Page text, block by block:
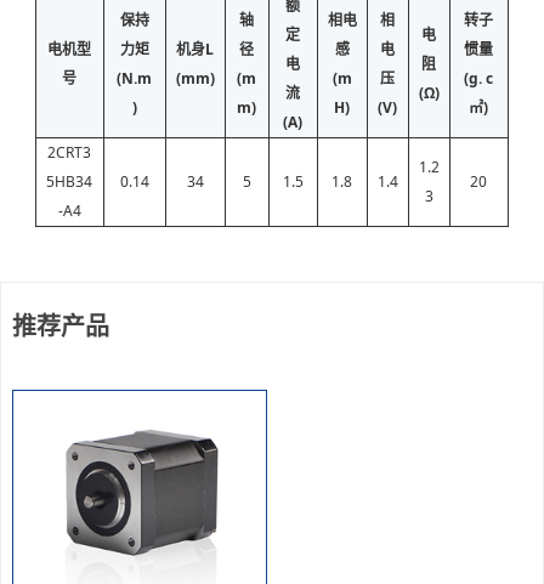
电机型
号
保持
力矩
(N.m
)
机身L
(mm)
轴
径
(m
m)
额
定
电
流
(A)
相电
感
(m
H)
相
电
压
(V)
电
阻
(Ω)
转子
惯量
(g. c
㎡)
2CRT3
5HB34
-A4
0.14 34 5 1.5 1.8 1.4
1.2
3
20
推荐产品